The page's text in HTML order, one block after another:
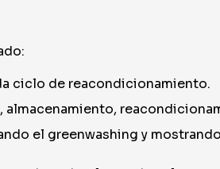
ciclo de reacondicionamiento.
el greenwashing y